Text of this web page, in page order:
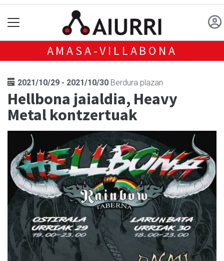
AMASA-VILLABONA
2021/10/29 - 2021/10/30 Berdura plazan
Hellbona jaialdia, Heavy
Metal kontzertuak